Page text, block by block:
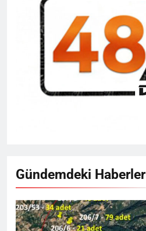
Gündemdeki Haberler